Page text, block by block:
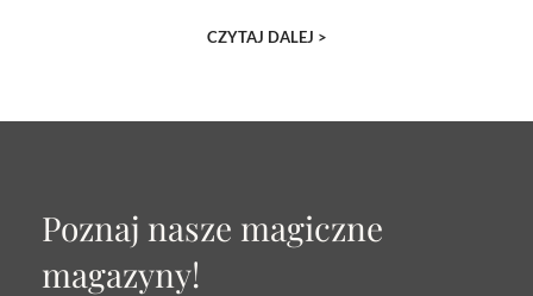
CZYTAJ DALEJ >
Poznaj nasze magiczne
magazyny!